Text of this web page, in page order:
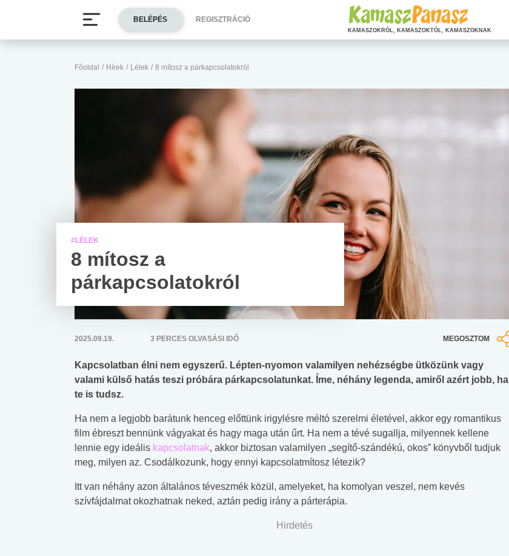
Főoldal / Hírek / Lélek / 8 mítosz a párkapcsolatokról
#LÉLEK
8 mítosz a
párkapcsolatokról
2025.09.19. 3 PERCES OLVASÁSI IDŐ MEGOSZTOM
Kapcsolatban élni nem egyszerű. Lépten-nyomon valamilyen nehézségbe ütközünk vagy
valami külső hatás teszi próbára párkapcsolatunkat. Íme, néhány legenda, amiről azért jobb, ha
te is tudsz.
Ha nem a legjobb barátunk henceg előttünk irigylésre méltó szerelmi életével, akkor egy romantikus
film ébreszt bennünk vágyakat és hagy maga után űrt. Ha nem a tévé sugallja, milyennek kellene
lennie egy ideális kapcsolatnak, akkor biztosan valamilyen „segítő-szándékú, okos” könyvből tudjuk
meg, milyen az. Csodálkozunk, hogy ennyi kapcsolatmítosz létezik?
Itt van néhány azon általános téveszmék közül, amelyeket, ha komolyan veszel, nem kevés
szívfájdalmat okozhatnak neked, aztán pedig irány a párterápia.
Hirdetés
BELÉPÉS REGISZTRÁCIÓ
KAMASZOKRÓL, KAMASZOKTÓL, KAMASZOKNAK